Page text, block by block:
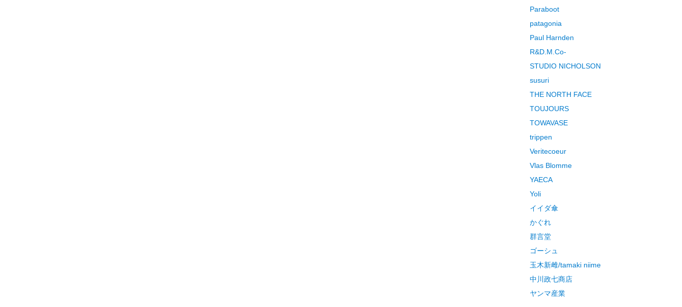
Paraboot
patagonia
Paul Harnden
R&D.M.Co-
STUDIO NICHOLSON
susuri
THE NORTH FACE
TOUJOURS
TOWAVASE
trippen
Veritecoeur
Vlas Blomme
YAECA
Yoli
イイダ傘
かぐれ
群言堂
ゴーシュ
玉木新雌/tamaki niime
中川政七商店
ヤンマ産業